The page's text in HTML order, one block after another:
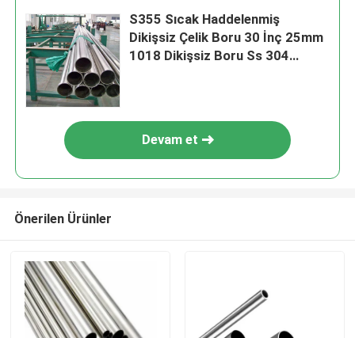
S355 Sıcak Haddelenmiş
Dikişsiz Çelik Boru 30 İnç 25mm
1018 Dikişsiz Boru Ss 304
Devam et
Önerilen Ürünler